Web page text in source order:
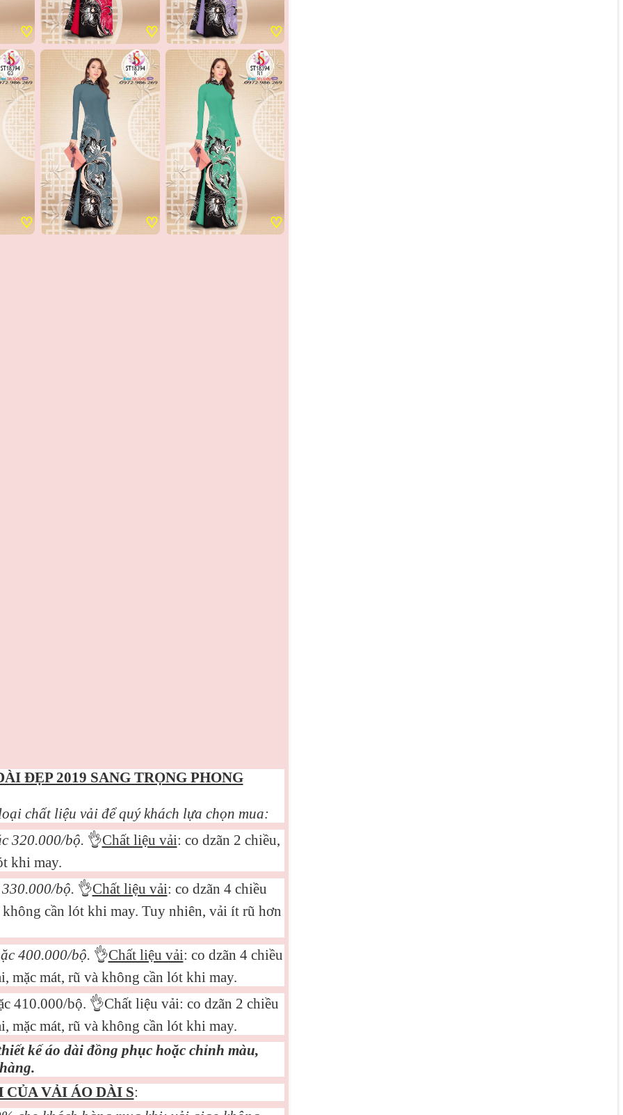
♡ ♡ ♡
♡ ♡ ♡
ĐẸP 2019 SANG TRỌNG PHONG
chất liệu vải để quý khách lựa chọn mua:
320.000/bộ. 👌Chất liệu vải: co dzãn 2 chiều,
khi may.
bộ. 👌Chất liệu vải: co dzãn 4 chiều
không cần lót khi may. Tuy nhiên, vải ít rũ hơn
400.000/bộ. 👌Chất liệu vải: co dzãn 4 chiều
mặc mát, rũ và không cần lót khi may.
410.000/bộ. 👌Chất liệu vải: co dzãn 2 chiều
mặc mát, rũ và không cần lót khi may.
kế áo dài đồng phục hoặc chỉnh màu,
VẢI ÁO DÀI S: